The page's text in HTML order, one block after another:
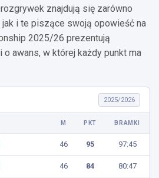
znajdują się zarówno
i te piszące swoją opowieść na
2025/26 prezentują
awans, w której każdy punkt ma
2025/2026
M PKT BRAMKI
46 95 97:45
46 84 80:47